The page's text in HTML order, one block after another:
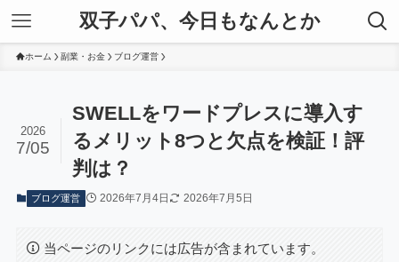
双子パパ、今日もなんとか
ホーム 副業・お金 ブログ運営
SWELLをワードプレスに導入す
るメリット8つと欠点を検証！評
判は？
2026
7/05
ブログ運営 2026年7月4日 2026年7月5日
当ページのリンクには広告が含まれています。